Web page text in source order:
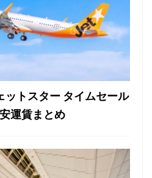
ットスター タイムセール
運賃まとめ